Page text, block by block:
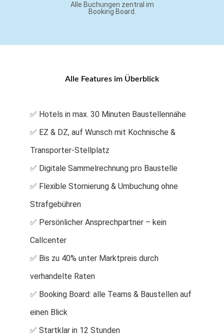
Alle Buchungen zentral im
Booking Board.
Alle Features im Überblick
✅ Hotels in max. 30 Minuten Baustellennähe
✅ EZ & DZ, auf Wunsch mit Kochnische &
Transporter-Stellplatz
✅ Digitale Sammelrechnung pro Baustelle
✅ Flexible Stornierung & Umbuchung ohne
Strafgebühren
✅ Persönlicher Ansprechpartner – kein
Callcenter
✅ Bis zu 40% unter Marktpreis durch
verhandelte Raten
✅ Booking Board: alle Teams & Baustellen auf
einen Blick
✅ Startklar in 12 Stunden